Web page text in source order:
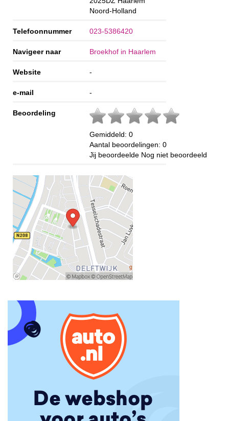
Noord-Holland
Telefoonnummer 023-5386420
Navigeer naar Broekhof in Haarlem
Website -
e-mail -
Beoordeling
Gemiddeld: 0
Aantal beoordelingen: 0
Jij beoordeelde Nog niet beoordeeld